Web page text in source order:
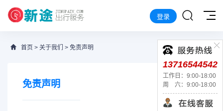
登录
首页 > 关于我们 > 免责声明
免责声明
13716544542
工作日：9:00-18:00
周 六：9:00-18:00